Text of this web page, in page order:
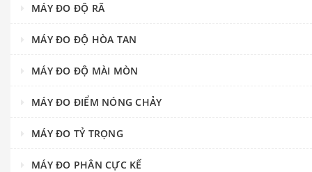
MÁY ĐO ĐỘ RÃ
MÁY ĐO ĐỘ HÒA TAN
MÁY ĐO ĐỘ MÀI MÒN
MÁY ĐO ĐIỂM NÓNG CHẢY
MÁY ĐO TỶ TRỌNG
MÁY ĐO PHÂN CỰC KẾ